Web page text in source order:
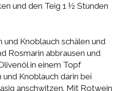
und den Teig 1 ½ Stunden
Knoblauch schälen und
Rosmarin abbrausen und
in einem Topf
Knoblauch darin bei
anschwitzen. Mit Rotwein